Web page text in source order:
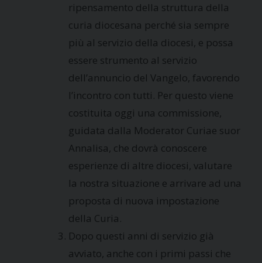
ripensamento della struttura della
curia diocesana perché sia sempre
più al servizio della diocesi, e possa
essere strumento al servizio
dell’annuncio del Vangelo, favorendo
l’incontro con tutti. Per questo viene
costituita oggi una commissione,
guidata dalla Moderator Curiae suor
Annalisa, che dovrà conoscere
esperienze di altre diocesi, valutare
la nostra situazione e arrivare ad una
proposta di nuova impostazione
della Curia.
Dopo questi anni di servizio già
avviato, anche con i primi passi che